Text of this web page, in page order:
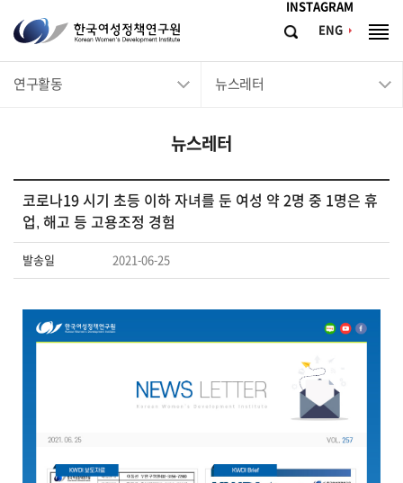
INSTAGRAM
ENG
한
국
여
연
구
원
Korean
Women's
Development
Institute
검
체
연구활동 뉴스레터
뉴스레터
코로나19 시기 초등 이하 자녀를 둔 여성 약 2명 중 1명은 휴
업, 해고 등 고용조정 경험
발송일 2021-06-25